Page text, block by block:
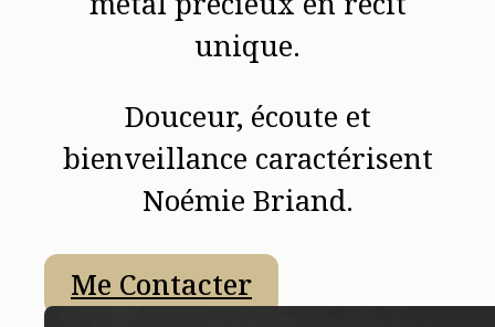
unique.
Douceur, écoute et
bienveillance caractérisent
Noémie Briand.
Me Contacter